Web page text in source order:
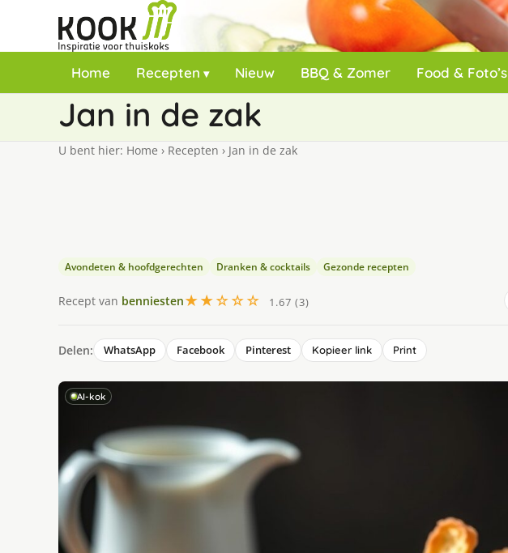
Home Recepten Nieuw BBQ & Zomer Food & Foto’s
Jan in de zak
U bent hier: Home › Recepten › Jan in de zak
Avondeten & hoofdgerechten Dranken & cocktails Gezonde recepten
Recept van benniesten★★☆☆☆ 1.67 (3)
Delen: WhatsApp Facebook Pinterest Kopieer link Print
AI-kok